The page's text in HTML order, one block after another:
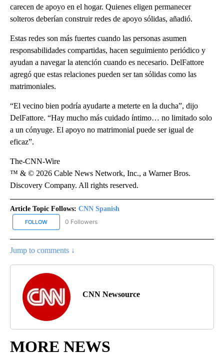
carecen de apoyo en el hogar. Quienes eligen permanecer
solteros deberían construir redes de apoyo sólidas, añadió.
Estas redes son más fuertes cuando las personas asumen
responsabilidades compartidas, hacen seguimiento periódico y
ayudan a navegar la atención cuando es necesario. DelFattore
agregó que estas relaciones pueden ser tan sólidas como las
matrimoniales.
“El vecino bien podría ayudarte a meterte en la ducha”, dijo
DelFattore. “Hay mucho más cuidado íntimo… no limitado solo
a un cónyuge. El apoyo no matrimonial puede ser igual de
eficaz”.
The-CNN-Wire
™ & © 2026 Cable News Network, Inc., a Warner Bros.
Discovery Company. All rights reserved.
Article Topic Follows: CNN Spanish
FOLLOW FOLLOW "CNN SPANISH" TO RECEIVE NOTIFICATIONS ABOUT
0 Followers
Jump to comments ↓
CNN Newsource
MORE NEWS